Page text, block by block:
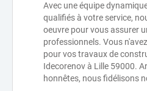
Avec une équipe
qualifiés à votre service,
oeuvre pour vous assurer
professionnels. Vous
pour vos travaux de
Idecorenov à Lille 59000.
honnêtes, nous fidélisons